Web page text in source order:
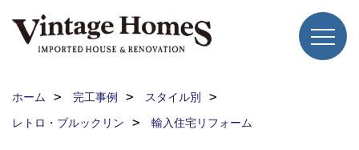
ホーム 完工事例
スタイル別
レトロ・ブルックリン
輸入住宅リフォーム